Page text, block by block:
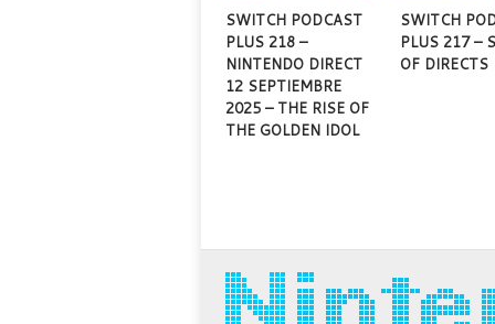
SWITCH PODCAST
PLUS 218 –
NINTENDO DIRECT
12 SEPTIEMBRE
2025 – THE RISE OF
THE GOLDEN IDOL
SWITCH
PLUS 217 –
OF DIRECTS